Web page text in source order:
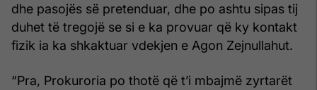
dhe pasojës së pretenduar, dhe po ashtu sipas tij
duhet të tregojë se si e ka provuar që ky kontakt
fizik ia ka shkaktuar vdekjen e Agon Zejnullahut.
“Pra, Prokuroria po thotë që t’i mbajmë zyrtarët